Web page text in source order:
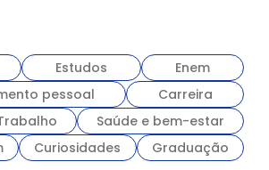
Estudos
Enem
pessoal
Carreira
Saúde e bem-estar
Curiosidades Graduação